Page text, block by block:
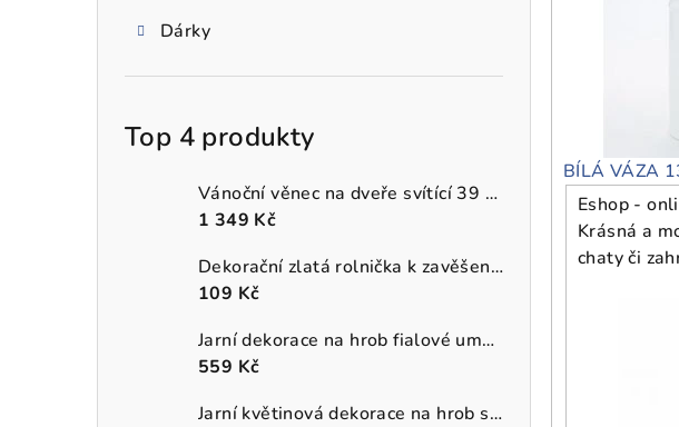
Dárky
Top 4 produkty
Vánoční věnec na dveře svítící 39 cm
1 349 Kč
Dekorační zlatá rolnička k zavěšení 10 cm
109 Kč
Jarní dekorace na hrob fialové umělé macešky v šedém truhlíku
559 Kč
Jarní květinová dekorace na hrob s oranžovými maceškami
BÍLÁ VÁZA
Eshop -
Krásná a
chaty či